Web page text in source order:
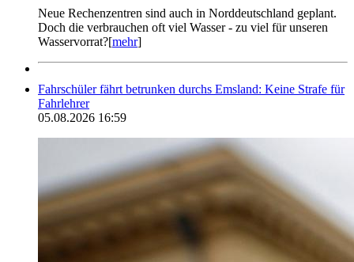
Neue Rechenzentren sind auch in Norddeutschland geplant.
Doch die verbrauchen oft viel Wasser - zu viel für unseren
Wasservorrat?[mehr]
Fahrschüler fährt betrunken durchs Emsland: Keine Strafe für
Fahrlehrer
05.08.2026 16:59